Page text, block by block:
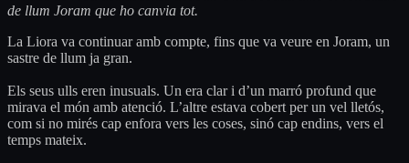
de llum Joram que ho canvia tot.
La Liora va continuar amb compte, fins que va veure en Joram, un
sastre de llum ja gran.
Els seus ulls eren inusuals. Un era clar i d’un marró profund que
mirava el món amb atenció. L’altre estava cobert per un vel lletós,
com si no mirés cap enfora vers les coses, sinó cap endins, vers el
temps mateix.